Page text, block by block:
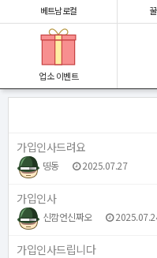
베트남로컬
업소 이벤트
가입인사드려요
띵동 2025.07.27
가입인사
신깜언신짜오
가입인사드립니다